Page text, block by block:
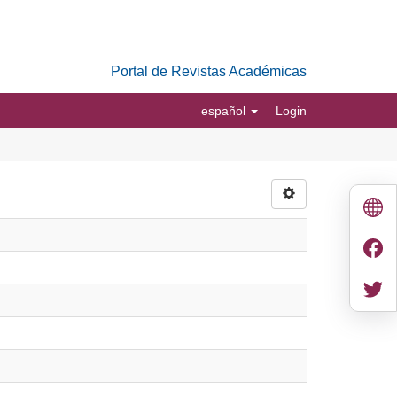
Portal de Revistas Académicas
español Login